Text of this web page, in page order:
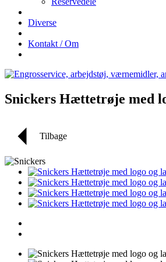
Diverse
Kontakt / Om
Snickers Hættetrøje med
Tilbage